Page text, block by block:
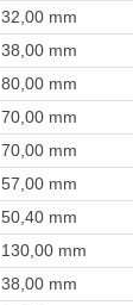
32,00 mm
38,00 mm
80,00 mm
70,00 mm
70,00 mm
57,00 mm
50,40 mm
130,00 mm
38,00 mm